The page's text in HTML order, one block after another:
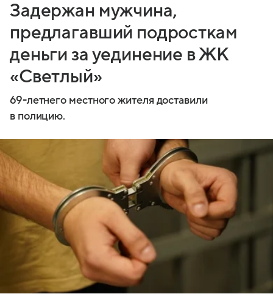
Задержан мужчина,
предлагавший подросткам
деньги за уединение в ЖК
«Светлый»
69-летнего местного жителя доставили
в полицию.